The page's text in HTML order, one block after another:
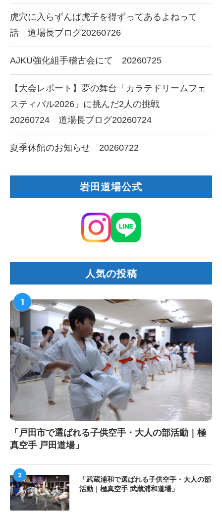
虎穴に入らずんば虎子を得ずってあるよねって
話 道場長ブログ20260726
AJKU強化組手稽古会にて 20260725
【大会レポート】夢の舞台「カラテドリームフェ
スティバル2026」に挑んだ2人の挑戦
20260724 道場長ブログ20260724
夏季休館のお知らせ 20260722
岩田道場公式
人気の投稿
1
「戸田市で選ばれる子供空手・大人の部活動｜極
真空手 戸田道場」
2
「武蔵浦和で選ばれる子供空手・大人の部
活動｜極真空手 武蔵浦和道場」